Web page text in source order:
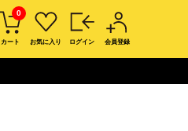
0
カート お気に入り ログイン 会員登録